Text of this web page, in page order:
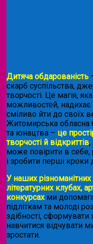
Дитяча обдарованість
скарб суспільства,
творчості. Це магія,
можливостей, надихає
сміливо йти до своїх
Житомирська обласна
та юнацтва – це
творчості й відкриттів,
може повірити в себе,
і зробити перші кроки
У наших різноманітних
літературних клубах,
конкурсахми
підліткам та молоді
здібності,
навчитися відчувати
зростати.